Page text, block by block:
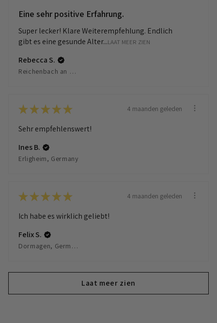
Eine sehr positive Erfahrung.
Super lecker! Klare Weiterempfehlung. Endlich
gibt es eine gesunde Alter...LAAT MEER ZIEN
Rebecca S.
Reichenbach an der Fils, Germany
★★★★★ 4 maanden geleden
Sehr empfehlenswert!
Ines B.
Erligheim, Germany
★★★★★ 4 maanden geleden
Ich habe es wirklich geliebt!
Felix S.
Dormagen, Germany
Laat meer zien